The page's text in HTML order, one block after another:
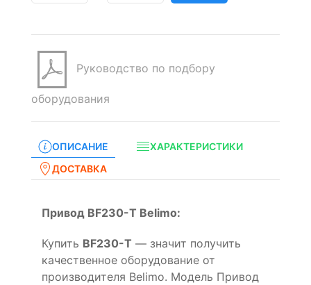
Руководство по подбору
оборудования
ОПИСАНИЕ
ХАРАКТЕРИСТИКИ
ДОСТАВКА
Привод BF230-T Belimo:
Купить BF230-T — значит получить
качественное оборудование от
производителя Belimo. Модель Привод